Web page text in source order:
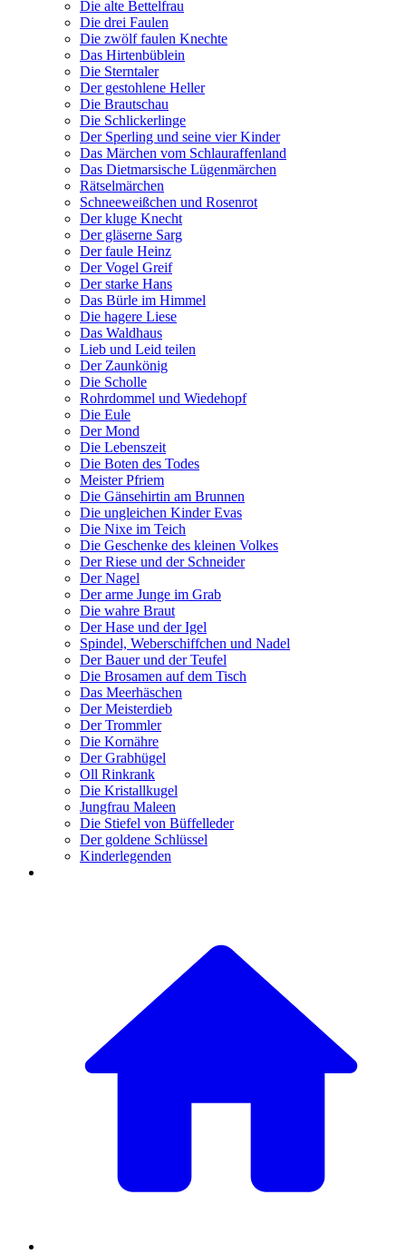
Die alte Bettelfrau
Die drei Faulen
Die zwölf faulen Knechte
Das Hirtenbüblein
Die Sterntaler
Der gestohlene Heller
Die Brautschau
Die Schlickerlinge
Der Sperling und seine vier Kinder
Das Märchen vom Schlauraffenland
Das Dietmarsische Lügenmärchen
Rätselmärchen
Schneeweißchen und Rosenrot
Der kluge Knecht
Der gläserne Sarg
Der faule Heinz
Der Vogel Greif
Der starke Hans
Das Bürle im Himmel
Die hagere Liese
Das Waldhaus
Lieb und Leid teilen
Der Zaunkönig
Die Scholle
Rohrdommel und Wiedehopf
Die Eule
Der Mond
Die Lebenszeit
Die Boten des Todes
Meister Pfriem
Die Gänsehirtin am Brunnen
Die ungleichen Kinder Evas
Die Nixe im Teich
Die Geschenke des kleinen Volkes
Der Riese und der Schneider
Der Nagel
Der arme Junge im Grab
Die wahre Braut
Der Hase und der Igel
Spindel, Weberschiffchen und Nadel
Der Bauer und der Teufel
Die Brosamen auf dem Tisch
Das Meerhäschen
Der Meisterdieb
Der Trommler
Die Kornähre
Der Grabhügel
Oll Rinkrank
Die Kristallkugel
Jungfrau Maleen
Die Stiefel von Büffelleder
Der goldene Schlüssel
Kinderlegenden